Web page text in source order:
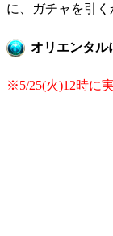
に、ガチャを引く
オリエンタル
※5/25(火)12時に実